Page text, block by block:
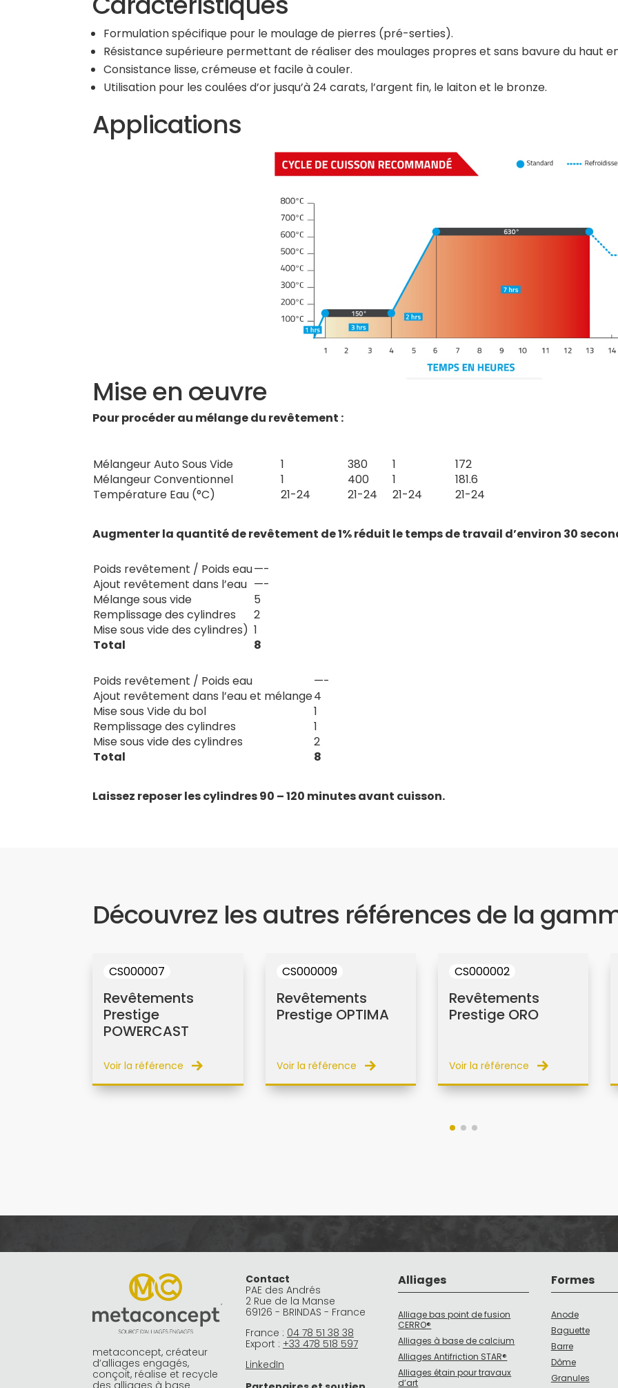
Formulation spécifique pour le moulage de pierres (pré-serties).
Résistance supérieure permettant de réaliser des moulages propres et sans bavure du haut
Consistance lisse, crémeuse et facile à couler.
Utilisation pour les coulées d’or jusqu’à 24 carats, l’argent fin, le laiton et le bronze.
Applications
Mise en œuvre
Pour procéder au mélange du revêtement :
Mélangeur Auto Sous Vide 1 380 1
172
Mélangeur Conventionnel
1 400 1
181.6
Température Eau (°C)
21-24 21-24 21-24 21-24
Augmenter la quantité de revêtement de 1% réduit le temps de travail d’environ 30
Poids revêtement / Poids eau—-
Ajout revêtement dans l’eau —-
Mélange sous vide
5
Remplissage des cylindres
2
Mise sous vide des cylindres) 1
Total
8
Poids revêtement / Poids eau
—-
Ajout revêtement dans l’eau et mélange4
Mise sous Vide du bol
1
Remplissage des cylindres
1
Mise sous vide des cylindres
2
Total
8
Laissez reposer les cylindres 90 – 120 minutes avant cuisson.
Découvrez les autres références de la
CS000007
Revêtements
Prestige
POWERCAST
Voir la référence
CS000009
Revêtements
Prestige OPTIMA
Voir la référence
CS000002
Revêtements
Prestige ORO
Voir la référence
metaconcept, créateur
d’alliages engagés,
conçoit, réalise et recycle
des alliages à base
Contact
PAE des Andrés
2 Rue de la Manse
69126 - BRINDAS - France
France : 04 78 51 38 38
Export : +33 478 518 597
LinkedIn
Alliages
Alliage bas point de fusion
CERRO®
Alliages à base de calcium
Alliages Antifriction STAR®
Alliages étain pour travaux
d’art
Formes
Anode
Baguette
Barre
Dôme
Granules